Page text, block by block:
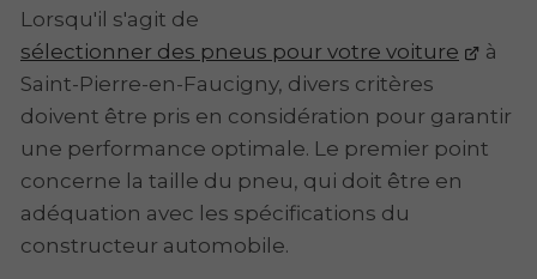
Lorsqu'il s'agit de
sélectionner des pneus pour votre voiture
à
Saint-Pierre-en-Faucigny, divers critères
doivent être pris en considération pour garantir
une performance optimale. Le premier point
concerne la taille du pneu, qui doit être en
adéquation avec les spécifications du
constructeur automobile.